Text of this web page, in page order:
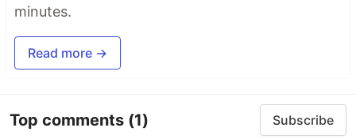
minutes.
Read more →
Top comments (1) Subscribe